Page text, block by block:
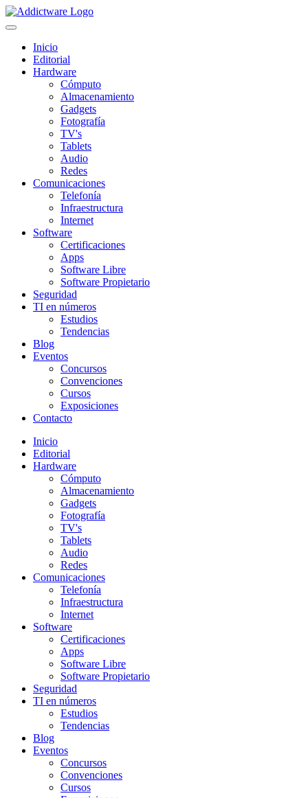
Inicio
Editorial
Hardware
Cómputo
Almacenamiento
Gadgets
Fotografía
TV's
Tablets
Audio
Redes
Comunicaciones
Telefonía
Infraestructura
Internet
Software
Certificaciones
Apps
Software Libre
Software Propietario
Seguridad
TI en números
Estudios
Tendencias
Blog
Eventos
Concursos
Convenciones
Cursos
Exposiciones
Contacto
Inicio
Editorial
Hardware
Cómputo
Almacenamiento
Gadgets
Fotografía
TV's
Tablets
Audio
Redes
Comunicaciones
Telefonía
Infraestructura
Internet
Software
Certificaciones
Apps
Software Libre
Software Propietario
Seguridad
TI en números
Estudios
Tendencias
Blog
Eventos
Concursos
Convenciones
Cursos